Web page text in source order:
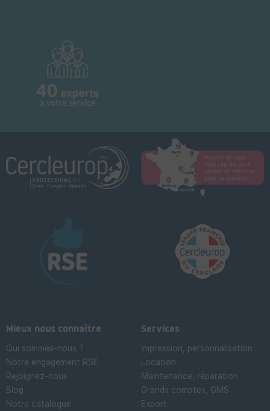
Mieux nous connaître
Qui sommes-nous ?
Notre engagement RSE
Rejoignez-nous
Blog
Notre catalogue
Services
Impression, personnalisation
Location
Maintenance, réparation
Grands comptes, GMS
Export